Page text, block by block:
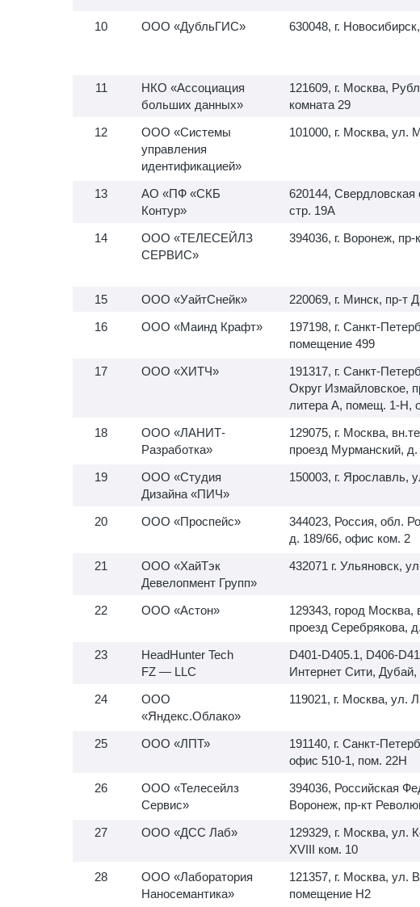
ООО «ДубльГИС»
630048, г.
НКО «Ассоциация
больших данных»
121609, г. Москва,
комната 29
ООО «Системы
управления
идентификацией»
101000, г. Москва, ул.
АО «ПФ «СКБ
Контур»
620144, Свердловская
стр. 19А
ООО «ТЕЛЕСЕЙЛЗ
СЕРВИС»
394036, г. Воронеж,
ООО «УайтСнейк»
220069, г. Минск, пр-т
ООО «Маинд Крафт»
197198, г. Санкт-
помещение 499
ООО «ХИТЧ»
191317, г. Санкт-
Округ Измайловское,
литера А, помещ. 1-Н,
ООО «ЛАНИТ-
Разработка»
129075, г. Москва,
проезд Мурманский,
ООО «Студия
Дизайна «ПИЧ»
150003, г. Ярославль,
ООО «Проспейс»
344023, Россия, обл.
д. 189/66, офис ком. 2
ООО «ХайТэк
Девелопмент Групп»
432071 г. Ульяновск,
ООО «Астон»
129343, город Москва,
проезд Серебрякова,
HeadHunter Tech
FZ — LLC
D401-D405.1, D406-
Интернет Сити,
ООО
«Яндекс.Облако»
119021, г. Москва, ул.
ООО «ЛПТ»
191140, г. Санкт-
офис 510-1, пом. 22Н
ООО «Телесейлз
Сервис»
394036, Российская
Воронеж, пр-кт
ООО «ДСС Лаб»
129329, г. Москва, ул.
XVIII ком. 10
ООО «Лаборатория
Наносемантика»
121357, г. Москва, ул.
помещение H2